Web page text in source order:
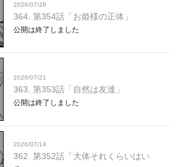
2026/07/28
364. 第354話「お姫様の正体」
公開は終了しました
2026/07/21
363. 第353話「自然は友達」
公開は終了しました
2026/07/14
362. 第352話「大体それくらいはい